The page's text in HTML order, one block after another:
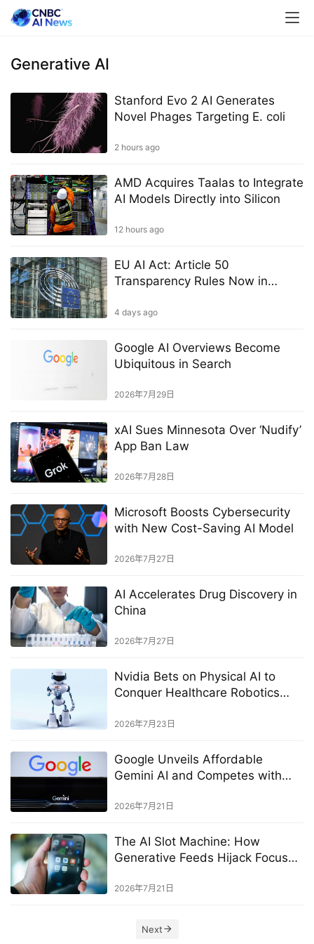
Generative AI
Stanford Evo 2 AI Generates
Novel Phages Targeting E. coli
2 hours ago
AMD Acquires Taalas to Integrate
AI Models Directly into Silicon
12 hours ago
EU AI Act: Article 50
Transparency Rules Now in
4 days ago
Google AI Overviews Become
Ubiquitous in Search
2026年7月29日
xAI Sues Minnesota Over ‘Nudify’
App Ban Law
2026年7月28日
Microsoft Boosts Cybersecurity
with New Cost-Saving AI Model
2026年7月27日
AI Accelerates Drug Discovery in
China
2026年7月27日
Nvidia Bets on Physical AI to
Conquer Healthcare Robotics
2026年7月23日
Google Unveils Affordable
Gemini AI and Competes with
2026年7月21日
The AI Slot Machine: How
Generative Feeds Hijack Focus
2026年7月21日
Next